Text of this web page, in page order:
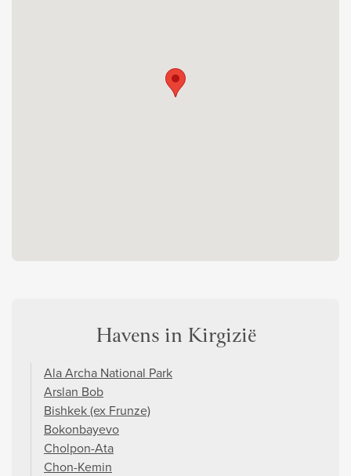
Havens in Kirgizië
Ala Archa National Park
Arslan Bob
Bishkek (ex Frunze)
Bokonbayevo
Cholpon-Ata
Chon-Kemin